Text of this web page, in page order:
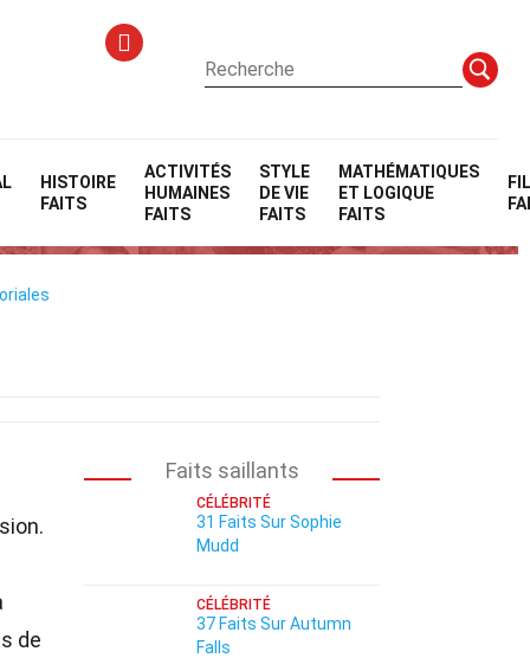
HISTOIRE
FAITS
ACTIVITÉS
HUMAINES
FAITS
STYLE
DE VIE
FAITS
MATHÉMATIQUES
ET LOGIQUE
FAITS
de
Faits saillants
CÉLÉBRITÉ
31 Faits Sur Sophie
Mudd
CÉLÉBRITÉ
37 Faits Sur Autumn
Falls